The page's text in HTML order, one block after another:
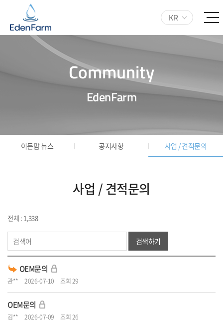
KR
Community
EdenFarm
이든팜 뉴스 공지사항 사업 / 견적문의
사업 / 견적문의
전체 : 1,338
검색하기
OEM문의
관** 2026-07-10 조회 29
OEM문의
김** 2026-07-09 조회 26